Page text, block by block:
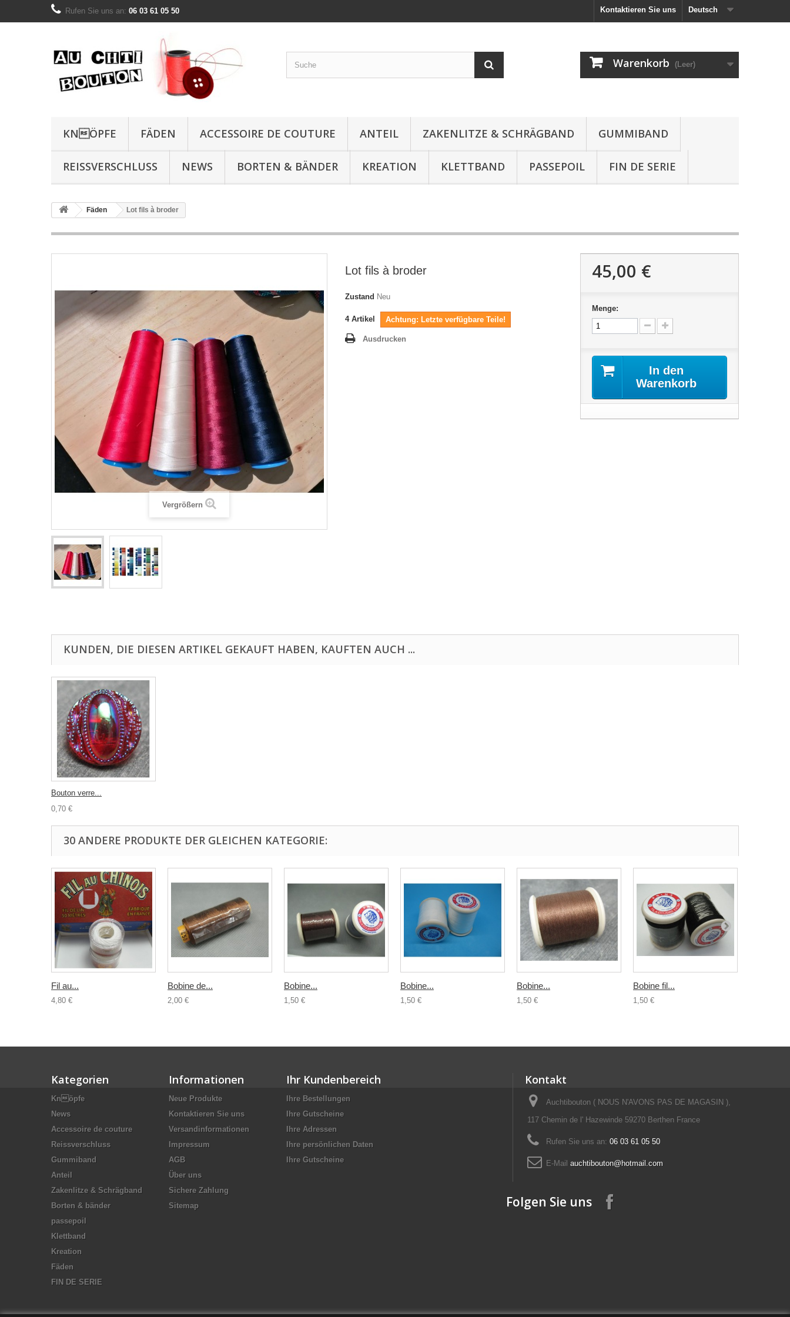
Deutsch
Kontaktieren Sie uns
Rufen Sie uns an: 06 03 61 05 50
Warenkorb (Leer)
KNÖPFE FÄDEN ACCESSOIRE DE COUTURE ANTEIL ZAKENLITZE & SCHRÄGBAND GUMMIBAND
REISSVERSCHLUSS NEWS BORTEN & BÄNDER KREATION KLETTBAND PASSEPOIL FIN DE SERIE
Fäden Lot fils à broder
Vergrößern
Lot fils à broder
Zustand Neu
4 Artikel Achtung: Letzte verfügbare Teile!
Ausdrucken
45,00 €
Menge:
In den
Warenkorb
KUNDEN, DIE DIESEN ARTIKEL GEKAUFT HABEN, KAUFTEN AUCH ...
Bouton verre...
0,70 €
30 ANDERE PRODUKTE DER GLEICHEN KATEGORIE:
Fil au...
4,80 €
Bobine de...
2,00 €
Bobine...
1,50 €
Bobine...
1,50 €
Bobine...
1,50 €
Bobine fil...
1,50 €
Kategorien
Knöpfe
News
Accessoire de couture
Reissverschluss
Gummiband
Anteil
Zakenlitze & Schrägband
Borten & bänder
passepoil
Klettband
Kreation
Fäden
FIN DE SERIE
Informationen
Neue Produkte
Kontaktieren Sie uns
Versandinformationen
Impressum
AGB
Über uns
Sichere Zahlung
Sitemap
Ihr Kundenbereich
Ihre Bestellungen
Ihre Gutscheine
Ihre Adressen
Ihre persönlichen Daten
Ihre Gutscheine
Kontakt
Auchtibouton ( NOUS N'AVONS PAS DE MAGASIN ),
117 Chemin de l' Hazewinde 59270 Berthen France
Rufen Sie uns an: 06 03 61 05 50
E-Mail auchtibouton@hotmail.com
Folgen Sie uns